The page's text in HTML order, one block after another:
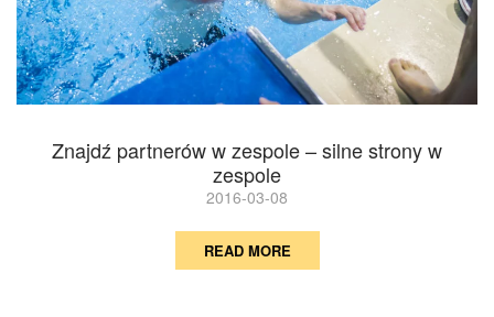
Znajdź partnerów w zespole – silne strony w
zespole
2016-03-08
READ MORE